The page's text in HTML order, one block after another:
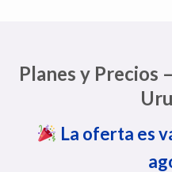
Planes y Precios
La oferta es